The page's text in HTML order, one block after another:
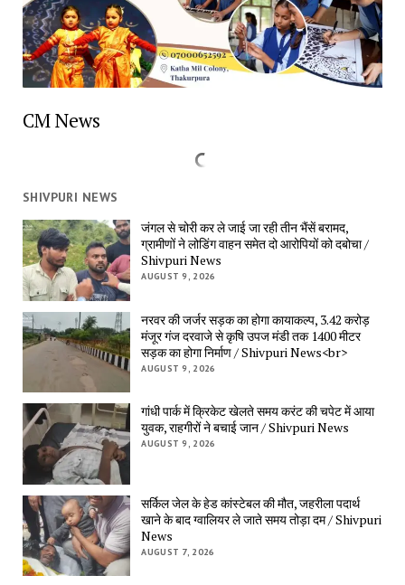
CM News
SHIVPURI NEWS
जंगल से चोरी कर ले जाई जा रही तीन भैंसें बरामद,
ग्रामीणों ने लोडिंग वाहन समेत दो आरोपियों को दबोचा /
Shivpuri News
AUGUST 9, 2026
नरवर की जर्जर सड़क का होगा कायाकल्प, 3.42 करोड़
मंजूर गंज दरवाजे से कृषि उपज मंडी तक 1400 मीटर
सड़क का होगा निर्माण / Shivpuri News<br>
AUGUST 9, 2026
गांधी पार्क में क्रिकेट खेलते समय करंट की चपेट में आया
युवक, राहगीरों ने बचाई जान / Shivpuri News
AUGUST 9, 2026
सर्किल जेल के हेड कांस्टेबल की मौत, जहरीला पदार्थ
खाने के बाद ग्वालियर ले जाते समय तोड़ा दम / Shivpuri
News
AUGUST 7, 2026